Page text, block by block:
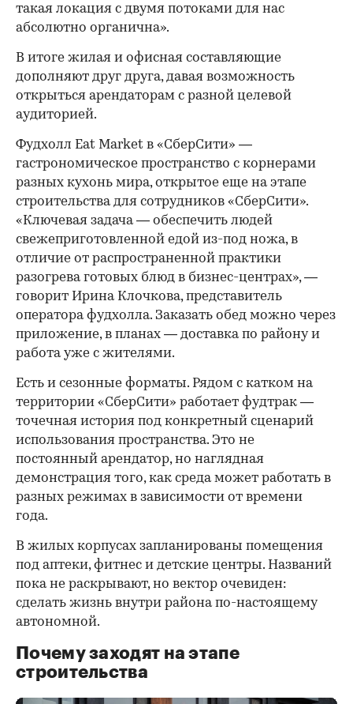
такая локация с двумя потоками для нас
абсолютно органична».
В итоге жилая и офисная составляющие
дополняют друг друга, давая возможность
открыться арендаторам с разной целевой
аудиторией.
Фудхолл Eat Market в «СберСити» —
гастрономическое пространство с корнерами
разных кухонь мира, открытое еще на этапе
строительства для сотрудников «СберСити».
«Ключевая задача — обеспечить людей
свежеприготовленной едой из-под ножа, в
отличие от распространенной практики
разогрева готовых блюд в бизнес-центрах», —
говорит Ирина Клочкова, представитель
оператора фудхолла. Заказать обед можно через
приложение, в планах — доставка по району и
работа уже с жителями.
Есть и сезонные форматы. Рядом с катком на
территории «СберСити» работает фудтрак —
точечная история под конкретный сценарий
использования пространства. Это не
постоянный арендатор, но наглядная
демонстрация того, как среда может работать в
разных режимах в зависимости от времени
года.
В жилых корпусах запланированы помещения
под аптеки, фитнес и детские центры. Названий
пока не раскрывают, но вектор очевиден:
сделать жизнь внутри района по-настоящему
автономной.
Почему заходят на этапе
строительства